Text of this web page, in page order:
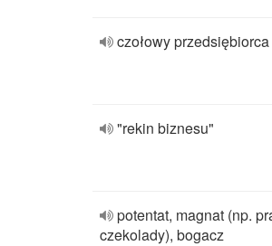
czołowy przedsiębiorca
"rekin biznesu"
potentat, magnat (np.
czekolady), bogacz